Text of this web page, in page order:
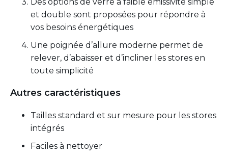
et double sont proposées pour répondre à
vos besoins énergétiques
Une poignée d’allure moderne permet de
relever, d’abaisser et d’incliner les stores en
toute simplicité
Autres caractéristiques
Tailles standard et sur mesure pour les stores
intégrés
Faciles à nettoyer